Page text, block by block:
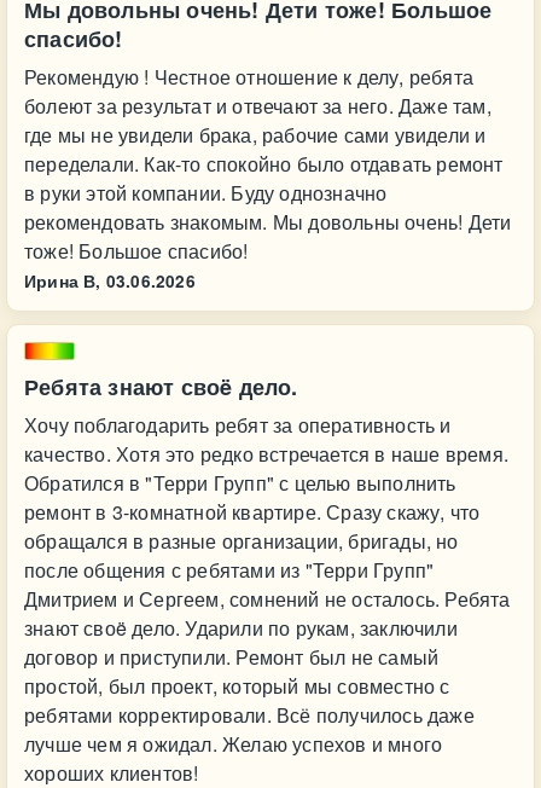
Мы довольны очень! Дети тоже! Большое
спасибо!
Рекомендую ! Честное отношение к делу, ребята
болеют за результат и отвечают за него. Даже там,
где мы не увидели брака, рабочие сами увидели и
переделали. Как-то спокойно было отдавать ремонт
в руки этой компании. Буду однозначно
рекомендовать знакомым. Мы довольны очень! Дети
тоже! Большое спасибо!
Ирина В, 03.06.2026
Ребята знают своë дело.
Хочу поблагодарить ребят за оперативность и
качество. Хотя это редко встречается в наше время.
Обратился в "Терри Групп" с целью выполнить
ремонт в 3-комнатной квартире. Сразу скажу, что
обращался в разные организации, бригады, но
после общения с ребятами из "Терри Групп"
Дмитрием и Сергеем, сомнений не осталось. Ребята
знают своë дело. Ударили по рукам, заключили
договор и приступили. Ремонт был не самый
простой, был проект, который мы совместно с
ребятами корректировали. Всё получилось даже
лучше чем я ожидал. Желаю успехов и много
хороших клиентов!